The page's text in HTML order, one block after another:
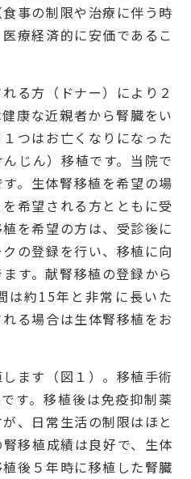
事の制限や治療に伴う時
療経済的に安価であるこ
る方（ドナー）により２
康な近親者から腎臓をい
つはお亡くなりになった
じん）移植です。当院で
。生体腎移植を希望の場
希望される方とともに受
を希望の方は、受診後に
の登録を行い、移植に向
す。献腎移植の登録から
は約15年と非常に長いた
る場合は生体腎移植をお
ます（図１）。移植手術
す。移植後は免疫抑制薬
、日常生活の制限はほと
移植成績は良好で、生体
後５年時に移植した腎臓